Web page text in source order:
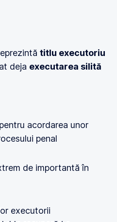
titlu executoriu
deja executarea silită
acordarea unor
penal
de importantă în
executorii